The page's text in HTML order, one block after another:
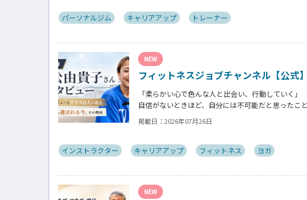
パーソナルジム キャリアアップ トレーナー
NEW
フィットネスジョブチャンネル【公式
「柔らかい心で色んな人と出会い、行動していく」
自信がないときほど、自分には不可能だと思ったこ
そんな風に自分だけでは思いつかないことを行動
師の若松由貴子さん。選ばれるインストラクターに
掲載日： 2026年07月26日
インストラクター キャリアアップ フィットネス ヨガ
NEW